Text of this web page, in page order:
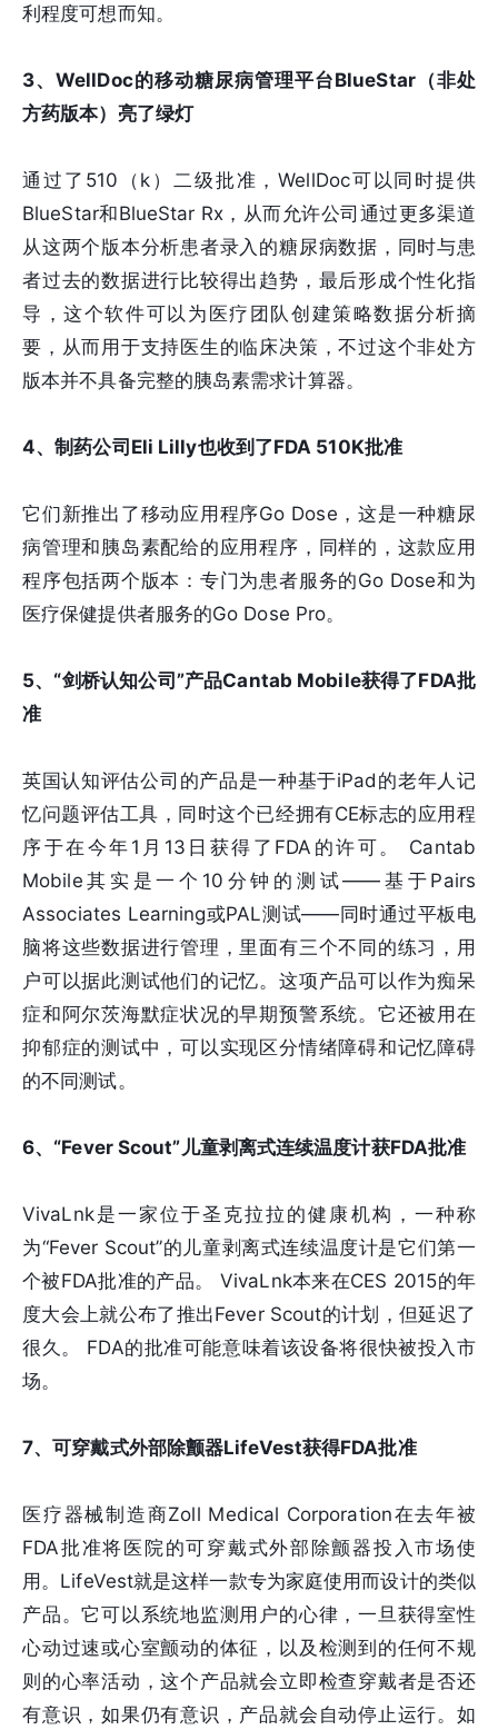
利程度可想而知。
3、WellDoc的移动糖尿病管理平台BlueStar（非处
方药版本）亮了绿灯
通过了510（k）二级批准，WellDoc可以同时提供
BlueStar和BlueStar Rx，从而允许公司通过更多渠道
从这两个版本分析患者录入的糖尿病数据，同时与患
者过去的数据进行比较得出趋势，最后形成个性化指
导，这个软件可以为医疗团队创建策略数据分析摘
要，从而用于支持医生的临床决策，不过这个非处方
版本并不具备完整的胰岛素需求计算器。
4、制药公司Eli Lilly也收到了FDA 510K批准
它们新推出了移动应用程序Go Dose，这是一种糖尿
病管理和胰岛素配给的应用程序，同样的，这款应用
程序包括两个版本：专门为患者服务的Go Dose和为
医疗保健提供者服务的Go Dose Pro。
5、“剑桥认知公司”产品Cantab Mobile获得了FDA批
准
英国认知评估公司的产品是一种基于iPad的老年人记
忆问题评估工具，同时这个已经拥有CE标志的应用程
序于在今年1月13日获得了FDA的许可。 Cantab
Mobile其实是一个10分钟的测试——基于Pairs
Associates Learning或PAL测试——同时通过平板电
脑将这些数据进行管理，里面有三个不同的练习，用
户可以据此测试他们的记忆。这项产品可以作为痴呆
症和阿尔茨海默症状况的早期预警系统。它还被用在
抑郁症的测试中，可以实现区分情绪障碍和记忆障碍
的不同测试。
6、“Fever Scout”儿童剥离式连续温度计获FDA批准
VivaLnk是一家位于圣克拉拉的健康机构，一种称
为“Fever Scout”的儿童剥离式连续温度计是它们第一
个被FDA批准的产品。 VivaLnk本来在CES 2015的年
度大会上就公布了推出Fever Scout的计划，但延迟了
很久。 FDA的批准可能意味着该设备将很快被投入市
场。
7、可穿戴式外部除颤器LifeVest获得FDA批准
医疗器械制造商Zoll Medical Corporation在去年被
FDA批准将医院的可穿戴式外部除颤器投入市场使
用。LifeVest就是这样一款专为家庭使用而设计的类似
产品。它可以系统地监测用户的心律，一旦获得室性
心动过速或心室颤动的体征，以及检测到的任何不规
则的心率活动，这个产品就会立即检查穿戴者是否还
有意识，如果仍有意识，产品就会自动停止运行。如